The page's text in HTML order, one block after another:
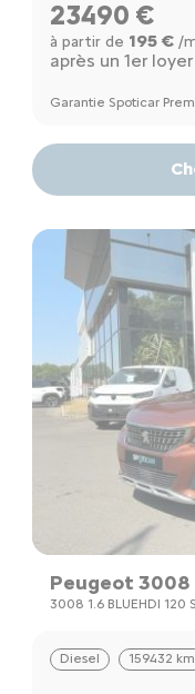
23490 €
à partir de 195 €/
après un 1er
Garantie Spoticar
Peugeot 3008
3008 1.6 BLUEHDI 120
Diesel 159432 km